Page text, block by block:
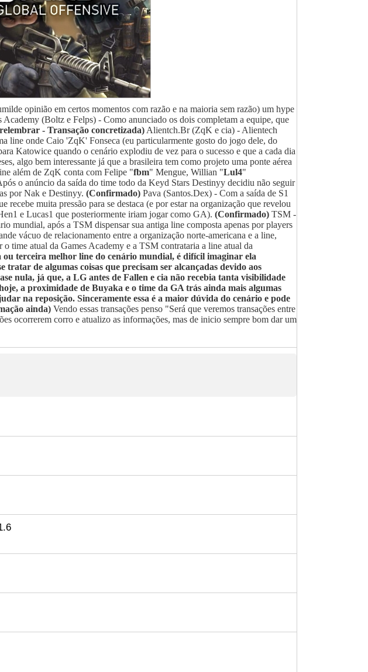
opinião em certos momentos com razão e na maioria sem razão) um hype
Academy (Boltz e Felps) - Como anunciado os dois completam a equipe, que
- Transação concretizada) Alientch.Br (ZqK e cia) - Alientech
line onde Caio 'ZqK' Fonseca (eu particularmente gosto do jogo dele, do
Katowice quando o cenário explodiu de vez para o sucesso e que a cada dia
algo bem interessante já que a brasileira tem como projeto uma ponte aérea
além de ZqK conta com Felipe "fbm" Mengue, Willian "Lul4"
o anúncio da saída do time todo da Keyd Stars Destinyy decidiu não seguir
por Nak e Destinyy. (Confirmado) Pava (Santos.Dex) - Com a saída de S1
muita pressão para se destaca (e por estar na organização que revelou
e Lucas1 que posteriormente iriam jogar como GA). (Confirmado) TSM -
mundial, após a TSM dispensar sua antiga line composta apenas por players
vácuo de relacionamento entre a organização norte-americana e a line,
time atual da Games Academy e a TSM contrataria a line atual da
terceira melhor line do cenário mundial, é difícil imaginar ela
de algumas coisas que precisam ser alcançadas devido aos
nula, já que, a LG antes de Fallen e cia não recebia tanta visibilidade
a proximidade de Buyaka e o time da GA trás ainda mais algumas
na reposição. Sinceramente essa é a maior dúvida do cenário e pode
ainda) Vendo essas transações penso "Será que veremos transações entre
ocorrerem corro e atualizo as informações, mas de inicio sempre bom dar um